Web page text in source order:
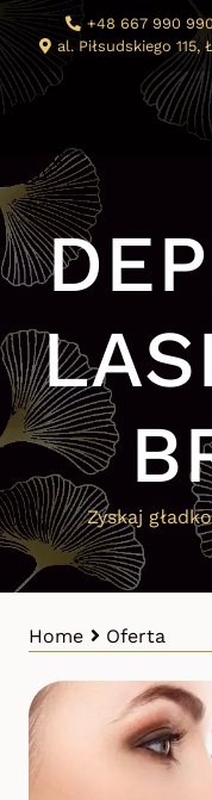
+48 667 990
al. Piłsudskiego 115,
Zyskaj
Home Oferta